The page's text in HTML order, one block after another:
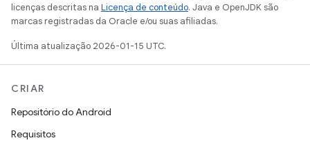
licenças descritas na Licença de conteúdo. Java e OpenJDK são
marcas registradas da Oracle e/ou suas afiliadas.
Última atualização 2026-01-15 UTC.
CRIAR
Repositório do Android
Requisitos